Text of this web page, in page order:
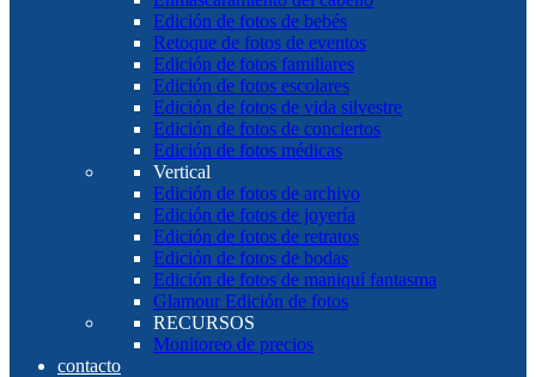
Edición de fotos de bebés
Retoque de fotos de eventos
Edición de fotos familiares
Edición de fotos escolares
Edición de fotos de vida silvestre
Edición de fotos de conciertos
Edición de fotos médicas
Vertical
Edición de fotos de archivo
Edición de fotos de joyería
Edición de fotos de retratos
Edición de fotos de bodas
Edición de fotos de maniquí fantasma
Glamour Edición de fotos
RECURSOS
Monitoreo de precios
contacto